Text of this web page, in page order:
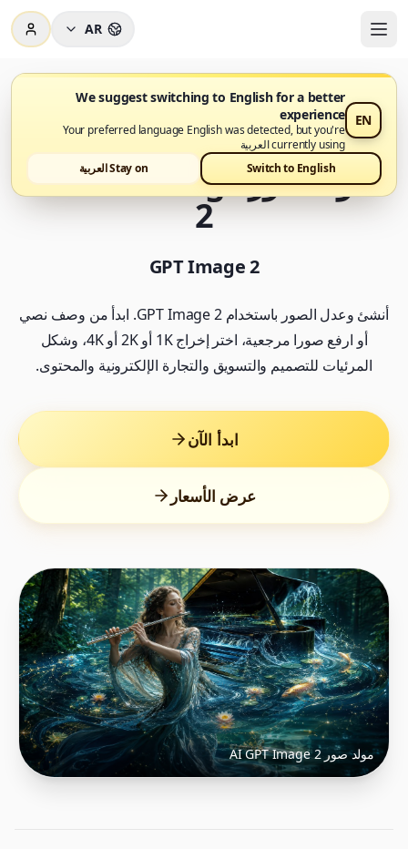
AR
EN
We suggest switching to English for a better
experience
Your preferred language English was detected, but you're
currently using العربية
Switch to English
Stay on العربية
أصبح GPT Image 2 متاحًا الآن على Nano Banana Pro
مولد صور AI GPT Image
2
GPT Image 2
أنشئ وعدل الصور باستخدام GPT Image 2. ابدأ من وصف نصي
أو ارفع صورا مرجعية، اختر إخراج 1K أو 2K أو 4K، وشكل
المرئيات للتصميم والتسويق والتجارة الإلكترونية والمحتوى.
ابدأ الآن
عرض الأسعار
مولد صور AI GPT Image 2